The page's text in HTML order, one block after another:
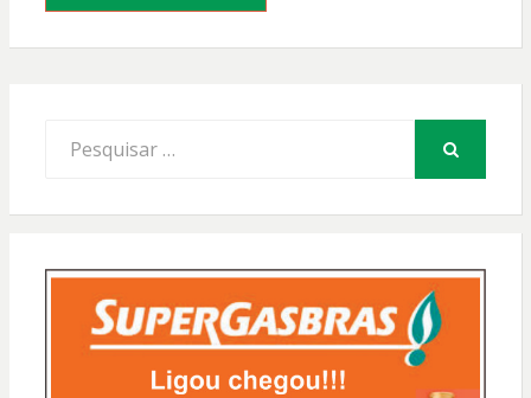
por: